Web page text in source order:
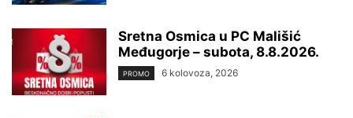
Sretna Osmica u PC Mališić
Međugorje – subota, 8.8.2026.
PROMO 6 kolovoza, 2026